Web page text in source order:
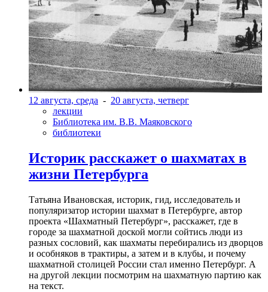
12 августа, среда - 20 августа, четверг
лекции
Библиотека им. В.В. Маяковского
библиотеки
Историк расскажет о шахматах в
жизни Петербурга
Татьяна Ивановская, историк, гид, исследователь и
популяризатор истории шахмат в Петербурге, автор
проекта «Шахматный Петербург», расскажет, где в
городе за шахматной доской могли сойтись люди из
разных сословий, как шахматы перебирались из дворцов
и особняков в трактиры, а затем и в клубы, и почему
шахматной столицей России стал именно Петербург. А
на другой лекции посмотрим на шахматную партию как
на текст.